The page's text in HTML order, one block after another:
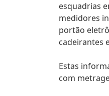
esquadrias
medidores
portão
cadeirantes
Estas
com